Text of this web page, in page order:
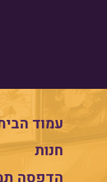
עמוד
חנות